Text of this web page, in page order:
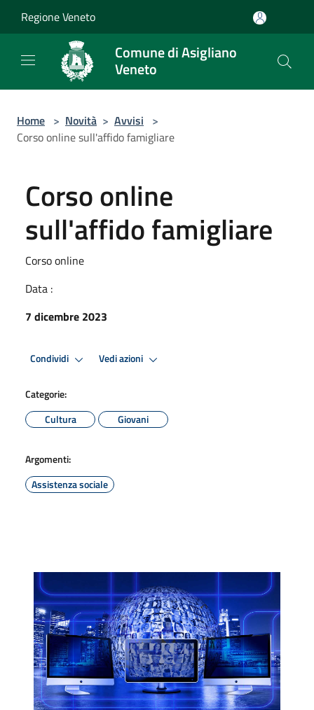
Regione Veneto
Comune di Asigliano
Veneto
Home > Novità > Avvisi >
Corso online sull'affido famigliare
Corso online
sull'affido famigliare
Corso online
Data :
7 dicembre 2023
Condividi Vedi azioni
Categorie:
Cultura
Giovani
Argomenti:
Assistenza sociale